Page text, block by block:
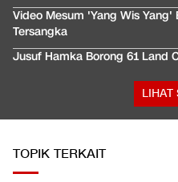
Video Mesum 'Yang Wis
Tersangka
Jusuf Hamka Borong 61 Land
LIHAT
TOPIK TERKAIT